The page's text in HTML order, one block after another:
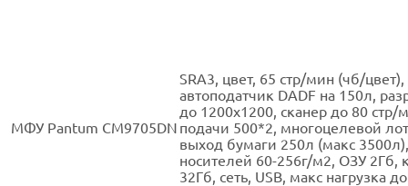
МФУ Pantum CM9705DN
SRА3, цвет, 65 стр/мин (чб/
автоподатчик DADF на 150л,
до 1200х1200, сканер до 80 стр/
подачи 500*2, многоцелевой
выход бумаги 250л (макс
носителей 60-256г/м2, ОЗУ 2Гб,
32Гб, сеть, USB, макс нагрузка